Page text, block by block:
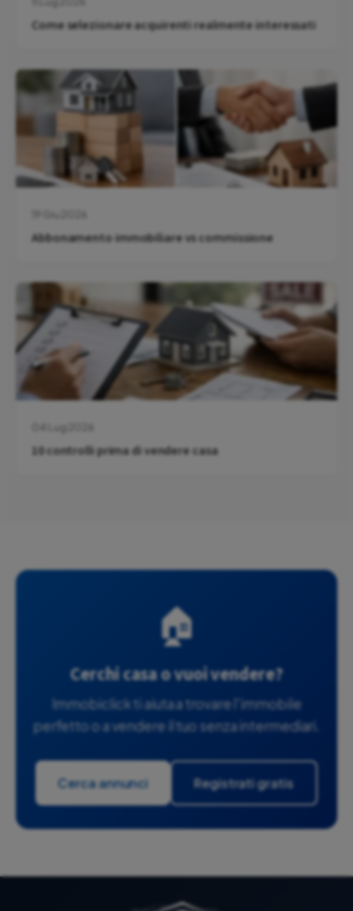
Come selezionare acquirenti realmente interessati
Abbonamento immobiliare vs commissione
10 controlli prima di vendere casa
🏠
Cerchi casa o vuoi vendere?
Immobiclick ti aiuta a trovare l'immobile
perfetto o a vendere il tuo senza intermediari.
Cerca annunci Registrati gratis